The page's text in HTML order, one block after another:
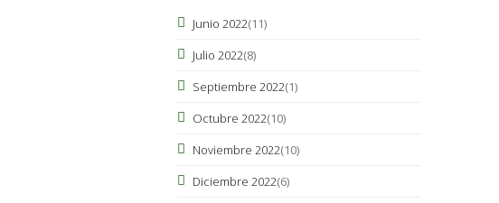
Junio 2022(11)
Julio 2022(8)
Septiembre 2022(1)
Octubre 2022(10)
Noviembre 2022(10)
Diciembre 2022(6)